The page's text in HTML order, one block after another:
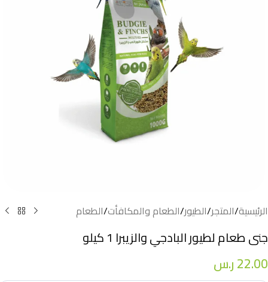
الرئيسية/المتجر/الطيور/الطعام والمكافأت/الطعام
جنى طعام لطيور البادجي والزيبرا 1 كيلو
22.00ر.س